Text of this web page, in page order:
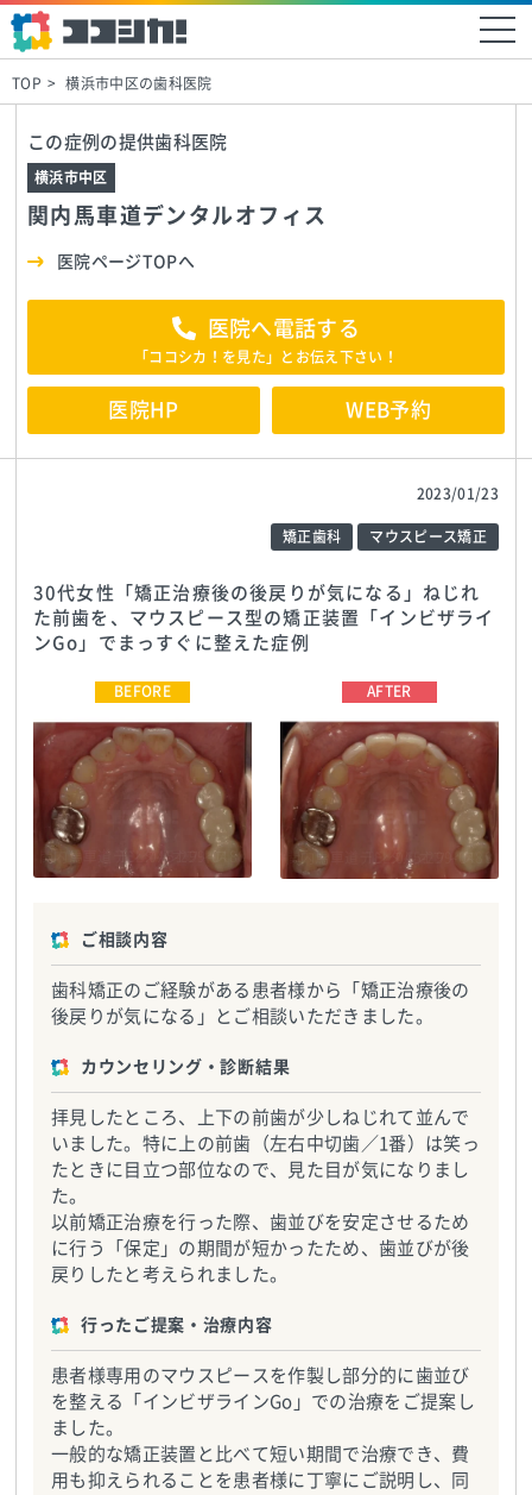
TOP 横浜市中区の歯科医院
この症例の提供歯科医院
関内馬車道デンタルオフィス
横浜市中区
医院ページTOPへ
医院へ電話する
「ココシカ！を見た」とお伝え下さい！
医院HP WEB予約
矯正歯科 マウスピース矯正
2023/01/23
30代女性「矯正治療後の後戻りが気になる」ねじれ
た前歯を、マウスピース型の矯正装置「インビザライ
ンGo」でまっすぐに整えた症例
関内馬車道デンタルオフィス
TEL:045-299-0488 関内馬車道デンタルオフィス
TEL:045-299-0488
ご相談内容
歯科矯正のご経験がある患者様から「矯正治療後の
後戻りが気になる」とご相談いただきました。
カウンセリング・診断結果
拝見したところ、上下の前歯が少しねじれて並んで
いました。特に上の前歯（左右中切歯／1番）は笑っ
たときに目立つ部位なので、見た目が気になりまし
た。
以前矯正治療を行った際、歯並びを安定させるため
に行う「保定」の期間が短かったため、歯並びが後
戻りしたと考えられました。
行ったご提案・治療内容
患者様専用のマウスピースを作製し部分的に歯並び
を整える「インビザラインGo」での治療をご提案し
ました。
一般的な矯正装置と比べて短い期間で治療でき、費
用も抑えられることを患者様に丁寧にご説明し、同